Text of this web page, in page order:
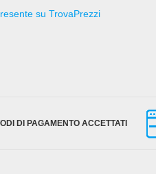
DI PAGAMENTO ACCETTATI